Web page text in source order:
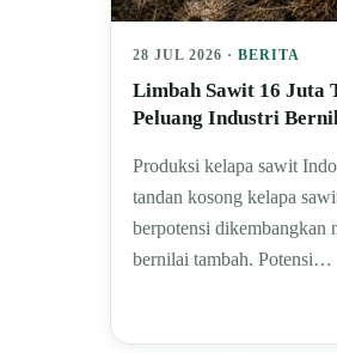
28 JUL 2026 · BERITA
Limbah Sawit 16 Juta
Peluang Industri
Produksi kelapa sawit
tandan kosong kelapa
berpotensi dikembangkan
bernilai tambah. Potensi…